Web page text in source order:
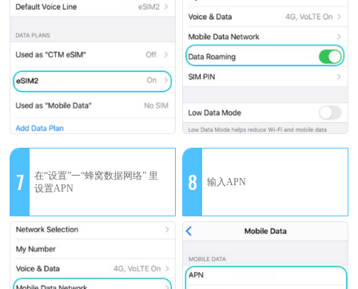
7
在“设置”一“蜂窝数据网络” 里
设置APN
8 输入APN